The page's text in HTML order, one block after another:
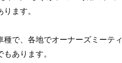
ます。
で、各地でオーナーズミーテ
あります。